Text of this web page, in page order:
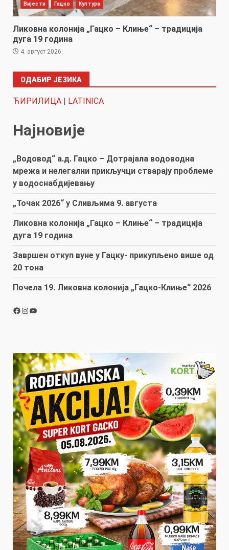
Вијести Гацко Култура
Ликовна колонија „Гацко – Клиње“ – традиција
дуга 19 година
4. август 2026.
ОДАБИР ЈЕЗИКА
ЋИРИЛИЦА | LATINICA
Најновије
„Водовод“ а.д. Гацко – Дотрајала водоводна
мрежа и нелегални прикључци стварају проблеме
у водоснабдијевању
„Точак 2026“ у Сливљима 9. августа
Ликовна колонија „Гацко – Клиње“ – традиција
дуга 19 година
Завршен откуп вуне у Гацку- прикупљено више од
20 тона
Почела 19. Ликовна колонија „Гацко-Клиње“ 2026
Facebook
Instagram
YouTube